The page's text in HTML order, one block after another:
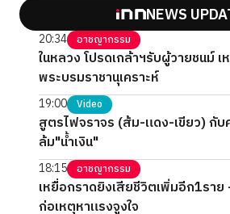
NEWS
20:34 อาชญากรรม
ในหลวง โปรดเกล้าฯรับผู้วายชนม์ เ
พระบรมราชานุเคราะห์
19:00 Video
สูตรไฟจราจร (ส้ม-แดง-เขียว) กับ
ล้ม"น้ำเงิน"
18:15 อาชญากรรม
เหยื่อกราดยิงเสียชีวิตเพิ่มอีก1รา
ก่อเหตุหาแรงจูงใจ